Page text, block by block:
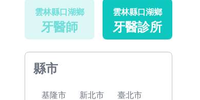
雲林縣口湖鄉
牙醫師
雲林縣口湖鄉
牙醫診所
縣市
基隆市 新北市 臺北市